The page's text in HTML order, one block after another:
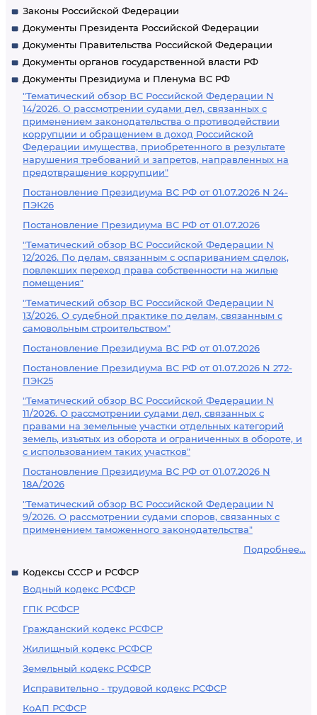
Законы Российской Федерации
Документы Президента Российской Федерации
Документы Правительства Российской Федерации
Документы органов государственной власти РФ
Документы Президиума и Пленума ВС РФ
"Тематический обзор ВС Российской Федерации N
14/2026. О рассмотрении судами дел, связанных с
применением законодательства о противодействии
коррупции и обращением в доход Российской
Федерации имущества, приобретенного в результате
нарушения требований и запретов, направленных на
предотвращение коррупции"
Постановление Президиума ВС РФ от 01.07.2026 N 24-
ПЭК26
Постановление Президиума ВС РФ от 01.07.2026
"Тематический обзор ВС Российской Федерации N
12/2026. По делам, связанным с оспариванием сделок,
повлекших переход права собственности на жилые
помещения"
"Тематический обзор ВС Российской Федерации N
13/2026. О судебной практике по делам, связанным с
самовольным строительством"
Постановление Президиума ВС РФ от 01.07.2026
Постановление Президиума ВС РФ от 01.07.2026 N 272-
ПЭК25
"Тематический обзор ВС Российской Федерации N
11/2026. О рассмотрении судами дел, связанных с
правами на земельные участки отдельных категорий
земель, изъятых из оборота и ограниченных в обороте, и
с использованием таких участков"
Постановление Президиума ВС РФ от 01.07.2026 N
18А/2026
"Тематический обзор ВС Российской Федерации N
9/2026. О рассмотрении судами споров, связанных с
применением таможенного законодательства"
Подробнее...
Кодексы СССР и РСФСР
Водный кодекс РСФСР
ГПК РСФСР
Гражданский кодекс РСФСР
Жилищный кодекс РСФСР
Земельный кодекс РСФСР
Исправительно - трудовой кодекс РСФСР
КоАП РСФСР